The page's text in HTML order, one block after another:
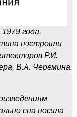
года.
построили
Р.И.
В.А. Черемина.
она носила